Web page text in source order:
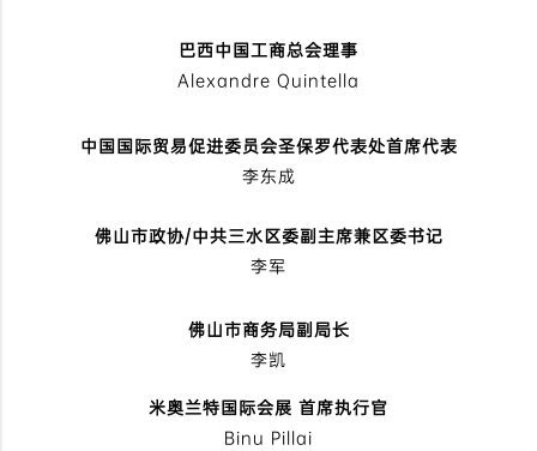
巴西中国工商总会理事
Alexandre Quintella
中国国际贸易促进委员会圣保罗代表处首席代表
李东成
佛山市政协/中共三水区委副主席兼区委书记
李军
佛山市商务局副局长
李凯
米奥兰特国际会展 首席执行官
Binu Pillai